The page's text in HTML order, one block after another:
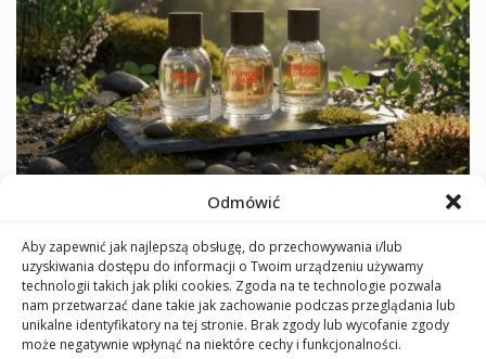
Odmówić
Aby zapewnić jak najlepszą obsługę, do przechowywania i/lub
uzyskiwania dostępu do informacji o Twoim urządzeniu używamy
technologii takich jak pliki cookies. Zgoda na te technologie pozwala
nam przetwarzać dane takie jak zachowanie podczas przeglądania lub
unikalne identyfikatory na tej stronie. Brak zgody lub wycofanie zgody
może negatywnie wpłynąć na niektóre cechy i funkcjonalności.
Furiosa: czeska marka perfum, która pachnie